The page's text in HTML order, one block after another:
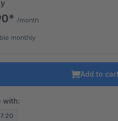
/month
monthly
Add to cart
with: